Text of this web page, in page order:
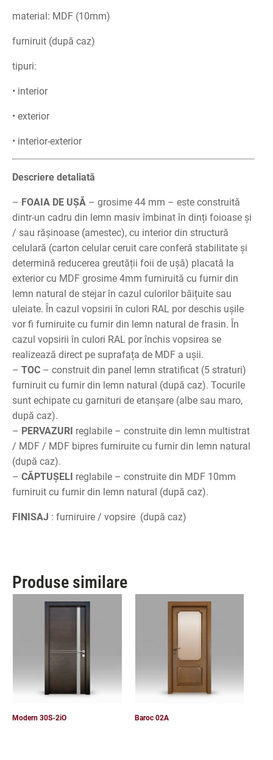
material: MDF (10mm)
furniruit (după caz)
tipuri:
• interior
• exterior
• interior-exterior
Descriere detaliată
– FOAIA DE UȘĂ – grosime 44 mm – este construită
dintr-un cadru din lemn masiv îmbinat în dinți foioase și
/ sau rășinoase (amestec), cu interior din structură
celulară (carton celular ceruit care conferă stabilitate și
determină reducerea greutății foii de ușă) placată la
exterior cu MDF grosime 4mm furniruită cu furnir din
lemn natural de stejar în cazul culorilor băițuite sau
uleiate. În cazul vopsirii în culori RAL por deschis ușile
vor fi furniruite cu furnir din lemn natural de frasin. În
cazul vopsirii în culori RAL por închis vopsirea se
realizează direct pe suprafața de MDF a ușii.
– TOC – construit din panel lemn stratificat (5 straturi)
furniruit cu furnir din lemn natural (după caz). Tocurile
sunt echipate cu garnituri de etanșare (albe sau maro,
după caz).
– PERVAZURI reglabile – construite din lemn multistrat
/ MDF / MDF bipres furniruite cu furnir din lemn natural
(după caz).
– CĂPTUȘELI reglabile – construite din MDF 10mm
furniruit cu furnir din lemn natural (după caz).
FINISAJ : furniruire / vopsire (după caz)
Produse similare
Modern 30S-2iO Baroc 02A